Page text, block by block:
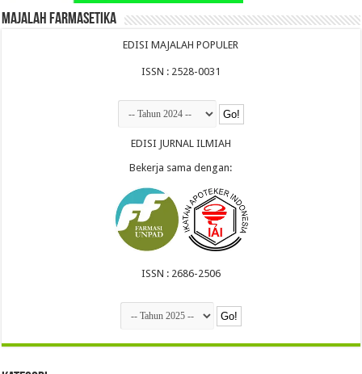
Majalah Farmasetika
EDISI MAJALAH POPULER
ISSN : 2528-0031
EDISI JURNAL ILMIAH
Bekerja sama dengan:
ISSN : 2686-2506